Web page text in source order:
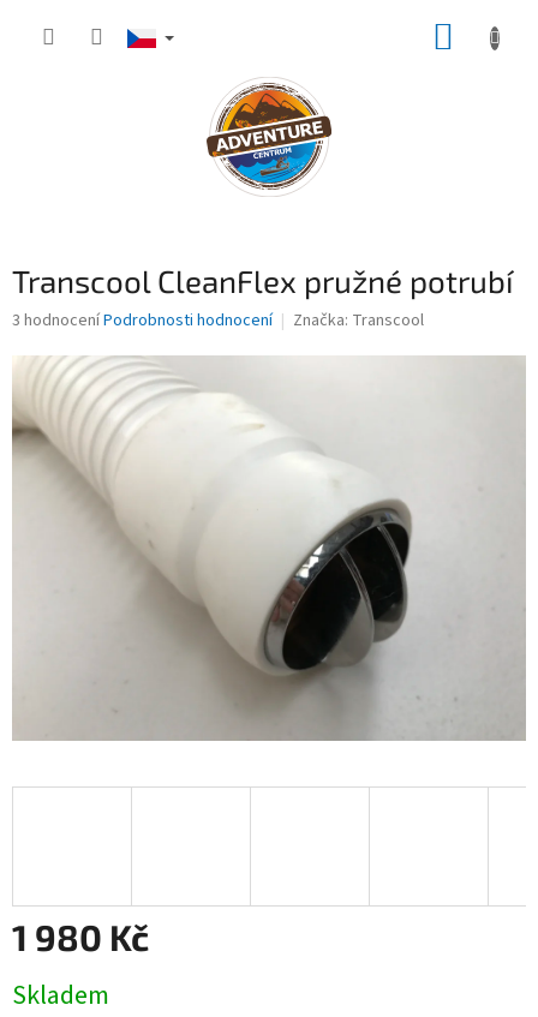
Transcool CleanFlex pružné potrubí
Průměrné
produktu
je
4,7
z
5
hvězdiček.
3 hodnoceníPodrobnosti hodnocení Značka: Transcool
1 980 Kč
cena:
Skladem